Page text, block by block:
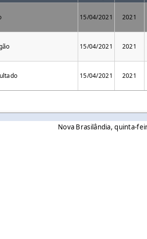
15/04/2021 2021
15/04/2021 2021
15/04/2021 2021
Nova Brasilândia, quinta-